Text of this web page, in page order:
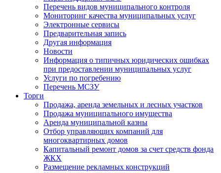
Перечень видов муниципального контроля
Мониторинг качества муниципальных услуг
Электронные сервисы
Предварительная запись
Другая информация
Новости
Информация о типичных юридических ошибках
при предоставлении муниципальных услуг
Услуги по погребению
Перечень МСЗУ
Торги
Продажа, аренда земельных и лесных участков
Продажа муниципального имущества
Аренда муниципальной казны
Отбор управляющих компаний для
многоквартирных домов
Капитальный ремонт домов за счет средств фонда
ЖКХ
Размещение рекламных конструкций